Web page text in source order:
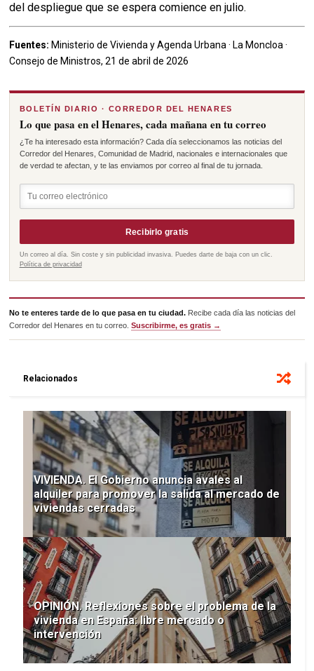
del despliegue que se espera comience en julio.
Fuentes: Ministerio de Vivienda y Agenda Urbana · La Moncloa ·
Consejo de Ministros, 21 de abril de 2026
BOLETÍN DIARIO · CORREDOR DEL HENARES
Lo que pasa en el Henares, cada mañana en tu correo
¿Te ha interesado esta información? Cada día seleccionamos las noticias del
Corredor del Henares, Comunidad de Madrid, nacionales e internacionales que
de verdad te afectan, y te las enviamos por correo al final de tu jornada.
Recibirlo gratis
Un correo al día. Sin coste y sin publicidad invasiva. Puedes darte de baja con un clic.
Política de privacidad
No te enteres tarde de lo que pasa en tu ciudad. Recibe cada día las noticias del
Corredor del Henares en tu correo.Suscribirme, es gratis →
Relacionados
VIVIENDA. El Gobierno anuncia avales al
alquiler para promover la salida al mercado de
viviendas cerradas
OPINIÓN. Reflexiones sobre el problema de la
vivienda en España: libre mercado o
intervención